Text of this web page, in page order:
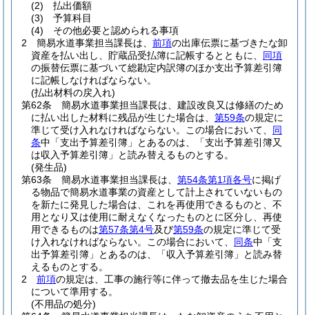
(2)
払出価額
(3)
予算科目
(4)
その他必要と認められる事項
2
簡易水道事業担当課長は、 前項の出庫伝票に基づきたな卸
資産を払い出し、貯蔵品受払簿に記帳するとともに、 同項
の振替伝票に基づいて総勘定内訳簿のほか支出予算差引簿
に記帳しなければならない。
(払出材料の戻入れ)
第62条
簡易水道事業担当課長は、建設改良又は修繕のため
に払い出した材料に残品が生じた場合は、 第59条の規定に
準じて受け入れなければならない。
この場合において、 同
条中「支出予算差引簿」とあるのは、「支出予算差引簿又
は収入予算差引簿」と読み替えるものとする。
(発生品)
第63条
簡易水道事業担当課長は、 第54条第1項各号に掲げ
る物品で簡易水道事業の資産として計上されていないもの
を新たに発見した場合は、これを再使用できるものと、不
用となり又は使用に耐えなくなったものとに区分し、再使
用できるものは第57条第4号及び第59条の規定に準じて受
け入れなければならない。
この場合において、 同条中「支
出予算差引簿」とあるのは、「収入予算差引簿」と読み替
えるものとする。
2
前項の規定は、工事の施行等に伴って撤去品を生じた場合
について準用する。
(不用品の処分)